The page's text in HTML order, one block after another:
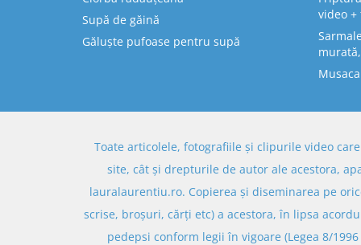
Supă de găină
Găluște pufoase pentru supă
video +
Toate articolele, fotografiile și clipurile video
site, cât și drepturile de autor ale acestora,
lauralaurentiu.ro. Copierea și diseminarea pe
scrise, broșuri, cărți etc) a acestora, în lipsa
pedepsi conform legii în vigoare (Legea 8/